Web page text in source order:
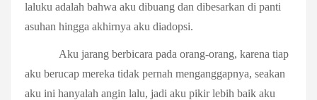
laluku adalah bahwa aku dibuang dan dibesarkan di panti
asuhan hingga akhirnya aku diadopsi.
Aku jarang berbicara pada orang-orang, karena tiap
aku berucap mereka tidak pernah menganggapnya, seakan
aku ini hanyalah angin lalu, jadi aku pikir lebih baik aku